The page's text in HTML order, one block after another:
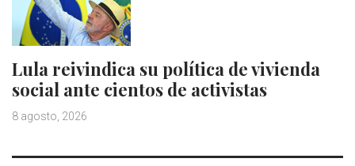
Lula reivindica su política de vivienda
social ante cientos de activistas
8 agosto, 2026